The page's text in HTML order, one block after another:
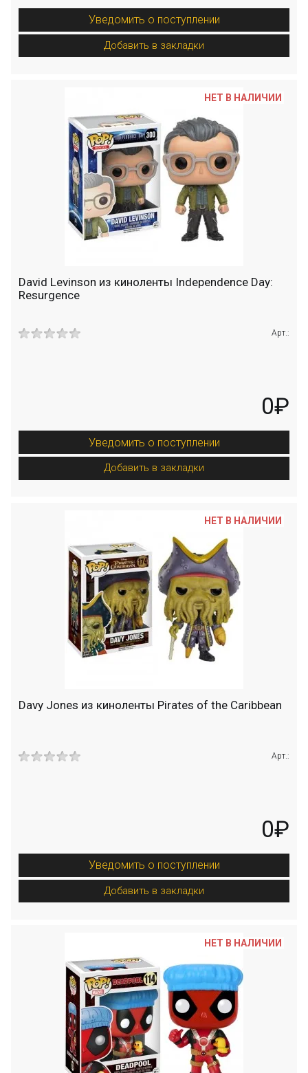
Уведомить о поступлении
Добавить в закладки
David Levinson из киноленты Independence Day:
Resurgence
Арт.:
0₽
Уведомить о поступлении
Добавить в закладки
НЕТ В НАЛИЧИИ
Davy Jones из киноленты Pirates of the Caribbean
Арт.:
0₽
Уведомить о поступлении
Добавить в закладки
НЕТ В НАЛИЧИИ
НЕТ В НАЛИЧИИ